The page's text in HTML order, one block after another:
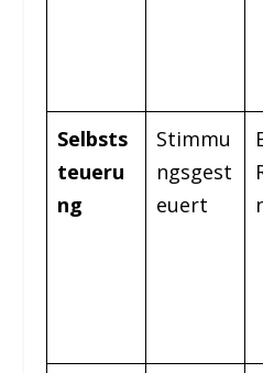
Selbsts
teueru
ng
Stimmu
ngsgest
euert